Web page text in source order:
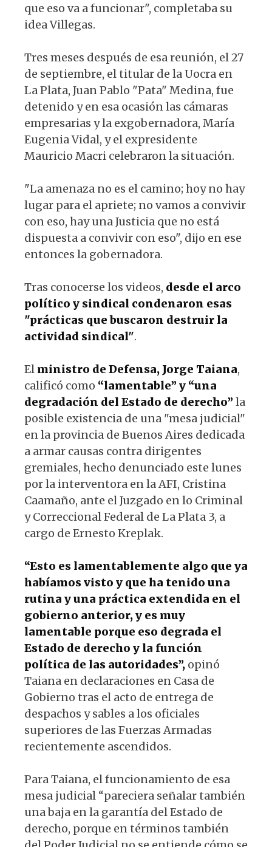
que eso va a funcionar", completaba su
idea Villegas.
Tres meses después de esa reunión, el 27
de septiembre, el titular de la Uocra en
La Plata, Juan Pablo "Pata" Medina, fue
detenido y en esa ocasión las cámaras
empresarias y la exgobernadora, María
Eugenia Vidal, y el expresidente
Mauricio Macri celebraron la situación.
"La amenaza no es el camino; hoy no hay
lugar para el apriete; no vamos a convivir
con eso, hay una Justicia que no está
dispuesta a convivir con eso", dijo en ese
entonces la gobernadora.
Tras conocerse los videos, desde el arco
político y sindical condenaron esas
"prácticas que buscaron destruir la
actividad sindical".
El ministro de Defensa, Jorge Taiana,
calificó como “lamentable” y “una
degradación del Estado de derecho” la
posible existencia de una "mesa judicial"
en la provincia de Buenos Aires dedicada
a armar causas contra dirigentes
gremiales, hecho denunciado este lunes
por la interventora en la AFI, Cristina
Caamaño, ante el Juzgado en lo Criminal
y Correccional Federal de La Plata 3, a
cargo de Ernesto Kreplak.
“Esto es lamentablemente algo que ya
habíamos visto y que ha tenido una
rutina y una práctica extendida en el
gobierno anterior, y es muy
lamentable porque eso degrada el
Estado de derecho y la función
política de las autoridades”, opinó
Taiana en declaraciones en Casa de
Gobierno tras el acto de entrega de
despachos y sables a los oficiales
superiores de las Fuerzas Armadas
recientemente ascendidos.
Para Taiana, el funcionamiento de esa
mesa judicial “pareciera señalar también
una baja en la garantía del Estado de
derecho, porque en términos también